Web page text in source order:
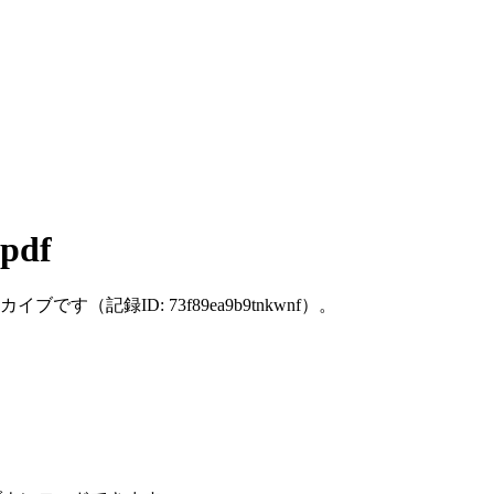
イブです（記録ID: 73f89ea9b9tnkwnf）。